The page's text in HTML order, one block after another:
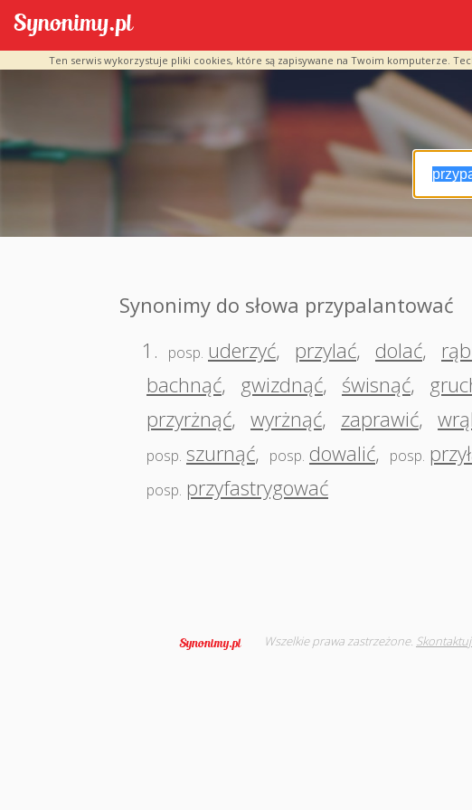
Ten serwis wykorzystuje pliki cookies, które są zapisywane na Twoim komputerze.
Synonimy do słowa przypalantować
1.
posp. uderzyć, przylać, dolać,
bachnąć, gwizdnąć, świsnąć,
przyrżnąć, wyrżnąć, zaprawić,
posp. szurnąć, posp. dowalić, posp.
posp. przyfastrygować
Wszelkie prawa zastrzeżone.